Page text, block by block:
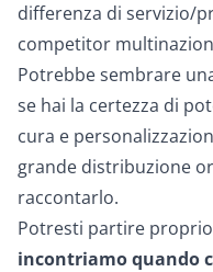
differenza di servizio/
competitor
Potrebbe sembrare
se hai la certezza di
cura e
grande distribuzione
raccontarlo.
Potresti partire
incontriamo quando